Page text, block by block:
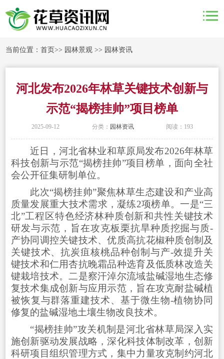
当前位置：首页>> 园林景观 >> 园林资讯
河北发布2026年林草关键技术创新与
示范“揭榜挂帅”项目榜单
2025-09-12 分类： 园林资讯 阅读：193
近日，河北省林业和草原局发布2026年林草
科技创新与示范“揭榜挂帅”项目榜单，面向全社
会公开征集研制单位。
此次“揭榜挂帅”聚焦林草生态建设和产业高
质量发展重大技术需求，凝练2项榜单。一是“三
北”工程区特色经济林种质创新和共性关键技术
研发与示范，旨在攻克板栗抗旱种质挖掘与质-
产协同调控关键技术、优质高抗花椒种质创制及
关键技术、抗炭疽核桃品种创制与产-效提升关
键技术和仁用杏抗晚霜品种选育及低质林改造关
键栽培技术。二是察汗淖尔流域盐碱湿地生态修
复技术集成创新与应用示范，旨在攻克耐盐碱植
被恢复与群落重建技术、基于微生物-植物协同
修复的盐碱湿地土壤生物改良技术。
“揭榜挂帅”攻关机制是河北省林草局深入实
施创新驱动发展战略，深化科技体制改革，创新
科研项目组织管理方式，集中力量攻克制约河北